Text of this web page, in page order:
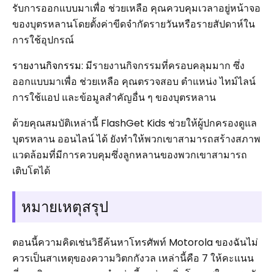
รับการออกแบบมาเพื่อ ช่วยเหลือ คุณควบคุมเวลาอยู่หน้าจอ
ของบุตรหลานโดยตั้งค่าขีดจำกัดรายวันหรือรายสัปดาห์ใน
การใช้อุปกรณ์
รายงานกิจกรรม: มีรายงานกิจกรรมที่ครอบคลุมมาก ซึ่ง
ออกแบบมาเพื่อ ช่วยเหลือ คุณตรวจสอบ ตำแหน่ง ไทม์ไลน์
การใช้แอป และข้อมูลสำคัญอื่น ๆ ของบุตรหลาน
ด้วยคุณสมบัติเหล่านี้ FlashGet Kids ช่วยให้ผู้ปกครองดูแล
บุตรหลาน ออนไลน์ ได้ ยังทำให้พวกเขาสามารถสร้างสภาพ
แวดล้อมที่มีการควบคุมซึ่งลูกหลานของพวกเขาสามารถ
เติบโตได้
หมายเหตุสรุป
ตอนนี้ความคิดเช่นวิธีค้นหาโทรศัพท์ Motorola ของฉันไม่
ควรเป็นสาเหตุของความวิตกกังวล เหล่านี้คือ 7 ให้คะแนน